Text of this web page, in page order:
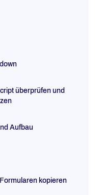
überprüfen und
Aufbau
kopieren